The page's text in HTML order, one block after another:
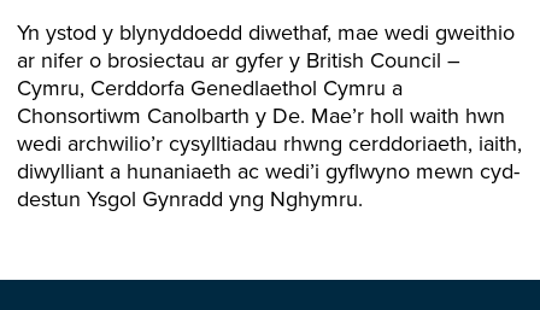
Yn ystod y blynyddoedd diwethaf, mae wedi gweithio
ar nifer o brosiectau ar gyfer y British Council –
Cymru, Cerddorfa Genedlaethol Cymru a
Chonsortiwm Canolbarth y De. Mae’r holl waith hwn
wedi archwilio’r cysylltiadau rhwng cerddoriaeth, iaith,
diwylliant a hunaniaeth ac wedi’i gyflwyno mewn cyd-
destun Ysgol Gynradd yng Nghymru.